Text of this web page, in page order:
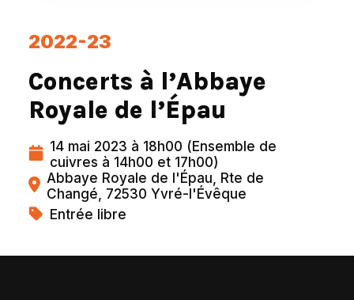
2022-23
Concerts à l’Abbaye
Royale de l’Épau
14 mai 2023 à 18h00 (Ensemble de
cuivres à 14h00 et 17h00)
Abbaye Royale de l'Épau, Rte de
Changé, 72530 Yvré-l'Évêque
Entrée libre